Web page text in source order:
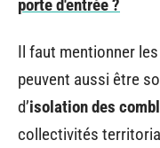
porte d'entrée ?
Il faut mentionner les
peuvent aussi être
d’isolation des
collectivités